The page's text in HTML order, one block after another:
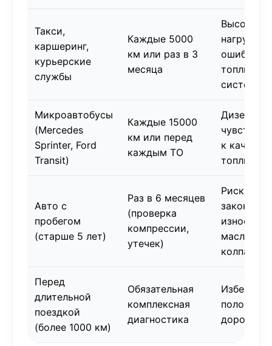
Такси,
каршеринг,
курьерские
службы
Каждые 5000
км или раз в 3
месяца
Высокая
нагрузка,
ошибок
топливной
системы
Микроавтобусы
(Mercedes
Sprinter, Ford
Transit)
Каждые 15000
км или перед
каждым ТО
Дизели
к
топлива
Авто с
пробегом
(старше 5 лет)
Раз в 6 месяцев
(проверка
компрессии,
утечек)
Риск
износа
колпачков
Перед
длительной
поездкой
(более 1000 км)
Обязательная
комплексная
диагностика
Избежать
поломки в
дороге